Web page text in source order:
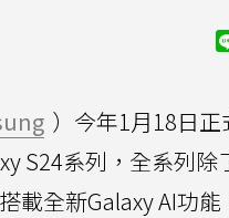
）今年1月18日正
S24系列，全系列除
載全新Galaxy AI功能